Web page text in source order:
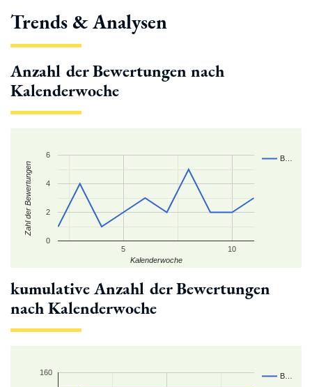
Trends & Analysen
Anzahl der Bewertungen nach
Kalenderwoche
B…
5 10
0
2
4
6
Kalenderwoche
Zahl der Bewertungen
kumulative Anzahl der Bewertungen
nach Kalenderwoche
B…
160